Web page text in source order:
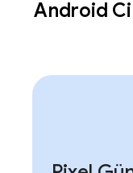
Android